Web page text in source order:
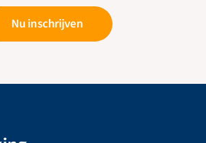
Nu inschrijven